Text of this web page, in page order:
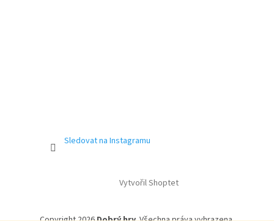
Sledovat na Instagramu
Vytvořil Shoptet